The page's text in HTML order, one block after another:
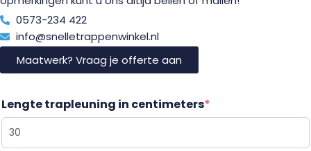
0573-234 422
info@snelletrappenwinkel.nl
Maatwerk? Vraag je offerte aan
Lengte trapleuning in centimeters*